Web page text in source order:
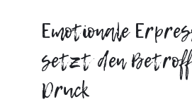
Emotionale
setzt den
Druck